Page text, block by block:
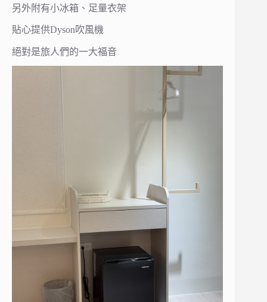
另外附有小冰箱、足量衣架
貼心提供Dyson吹風機
絕對是旅人們的一大福音